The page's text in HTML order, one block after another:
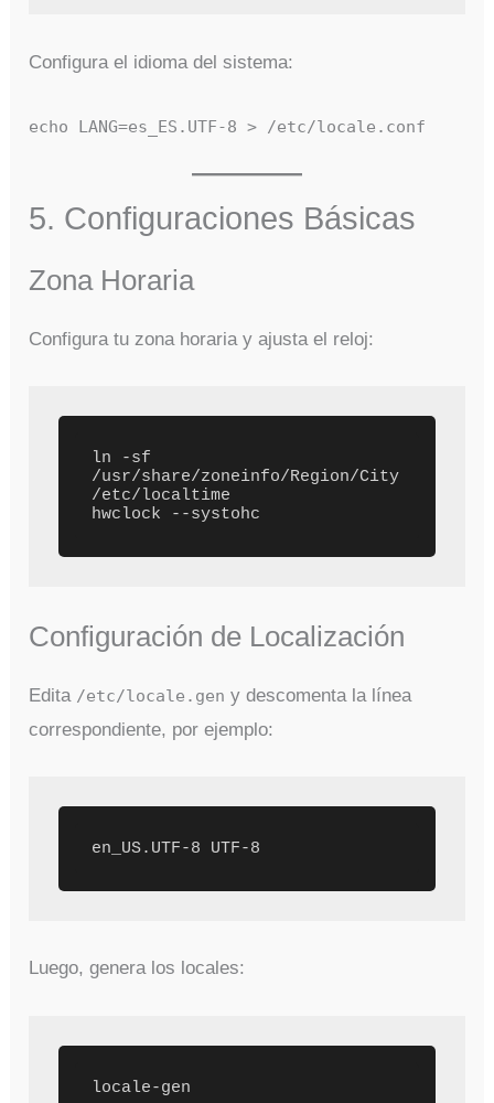
Configura el idioma del sistema:
echo LANG=es_ES.UTF-8 > /etc/locale.conf
5. Configuraciones Básicas
Zona Horaria
Configura tu zona horaria y ajusta el reloj:
ln -sf
/usr/share/zoneinfo/Region/City
/etc/localtime
Configuración de Localización
Edita /etc/locale.gen y descomenta la línea
correspondiente, por ejemplo:
Luego, genera los locales: